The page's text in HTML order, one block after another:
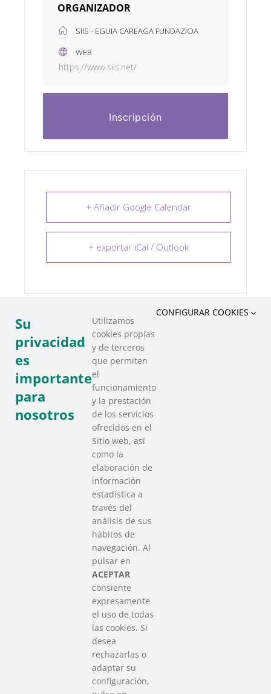
ORGANIZADOR
SIIS - EGUIA CAREAGA FUNDAZIOA
WEB
https://www.siis.net/
Inscripción
+ Añadir Google Calendar
+ exportar iCal / Outlook
COMPARTIR ESTE EVENTO
SAREEN SAREA
Asociación que agrupa a las redes
del Tercer Sector Social en Euskadi
Contacto
info@sareensarea.eu
Iparraguirre, 9 lonja – 48009 Bilbao
946 569 230
Su
privacidad
es
importante
para
nosotros
Utilizamos
cookies propias
y de terceros
que permiten
el
funcionamiento
y la prestación
de los servicios
ofrecidos en el
Sitio web, así
como la
elaboración de
información
estadística a
través del
análisis de sus
hábitos de
navegación. Al
pulsar en
ACEPTAR
consiente
expresamente
el uso de todas
las cookies. Si
desea
rechazarlas o
adaptar su
configuración,
CONFIGURAR COOKIES